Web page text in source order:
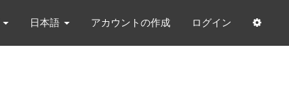
日本語 アカウントの作成 ログイン